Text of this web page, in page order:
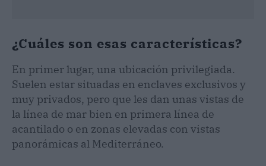
¿Cuáles son esas características?
En primer lugar, una ubicación privilegiada.
Suelen estar situadas en enclaves exclusivos y
muy privados, pero que les dan unas vistas de
la línea de mar bien en primera línea de
acantilado o en zonas elevadas con vistas
panorámicas al Mediterráneo.